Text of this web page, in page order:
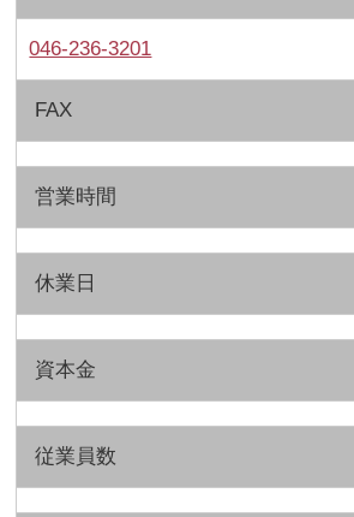
046-236-3201
FAX
営業時間
休業日
資本金
従業員数